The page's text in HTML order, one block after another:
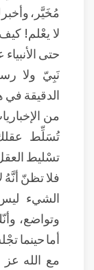
مُخَيَّر،
لا يعْلم!
حتى
نَبِيّ ولا
الدقيقة
من
تُسَلِّط
تسْليط
فلا تظنّ
الشيء
وتواضع،
أما حينما
مع الله